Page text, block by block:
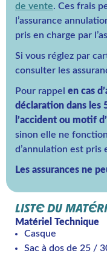
de vente. Ces frais
l’assurance
pris en charge par
Si vous réglez par
consulter les
Pour rappel en cas
déclaration dans les
l’accident ou motif
sinon elle ne
d’annulation est pris
Les assurances ne
LISTE DU
Matériel Technique
Casque
Sac à dos de 25 /